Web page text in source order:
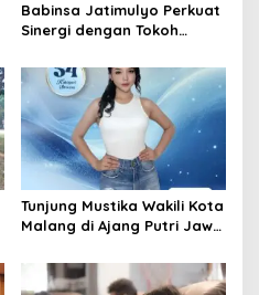
Babinsa Jatimulyo Perkuat
Sinergi dengan Tokoh
Kondusivitas Wilayah Lewat
Komsos
Tunjung Mustika Wakili Kota
Malang di Ajang Putri Jawa
Beri Dukungan Melalui
Instagram